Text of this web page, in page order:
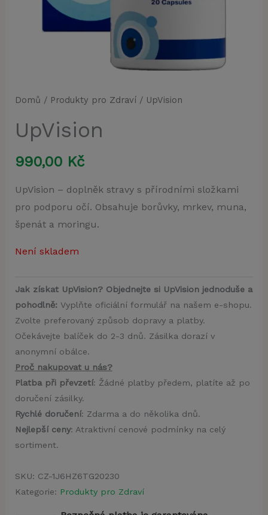
Domů / Produkty pro Zdraví/ UpVision
UpVision
990,00 Kč
UpVision – doplněk stravy s přírodními složkami
pro podporu očí. Obsahuje borůvky, mrkev, muna,
špenát a moringu.
Není skladem
Jak získat UpVision? Objednejte si UpVision jednoduše a
pohodlně:Vyplňte oficiální formulář na našem e-shopu.
Zvolte preferovaný způsob dopravy a platby.
Očekávejte balíček do 2-3 dnů. Zásilka dorazí v
anonymní obálce.
Proč nakupovat u nás?
Platba při převzetí: Žádné platby předem, platíte až po
doručení zásilky.
Rychlé doručení: Zdarma a do několika dnů.
Nejlepší ceny: Atraktivní cenové podmínky na celý
sortiment.
SKU: CZ-1J6HZ6TG20230
Kategorie: Produkty pro Zdraví